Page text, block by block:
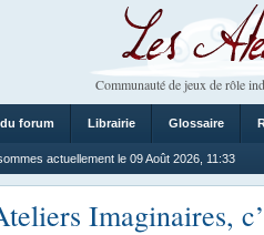
Les Ateliers
Communauté de jeux de rôle
forum Librairie Glossaire
actuellement le 09 Août 2026, 11:33
Imaginaires,